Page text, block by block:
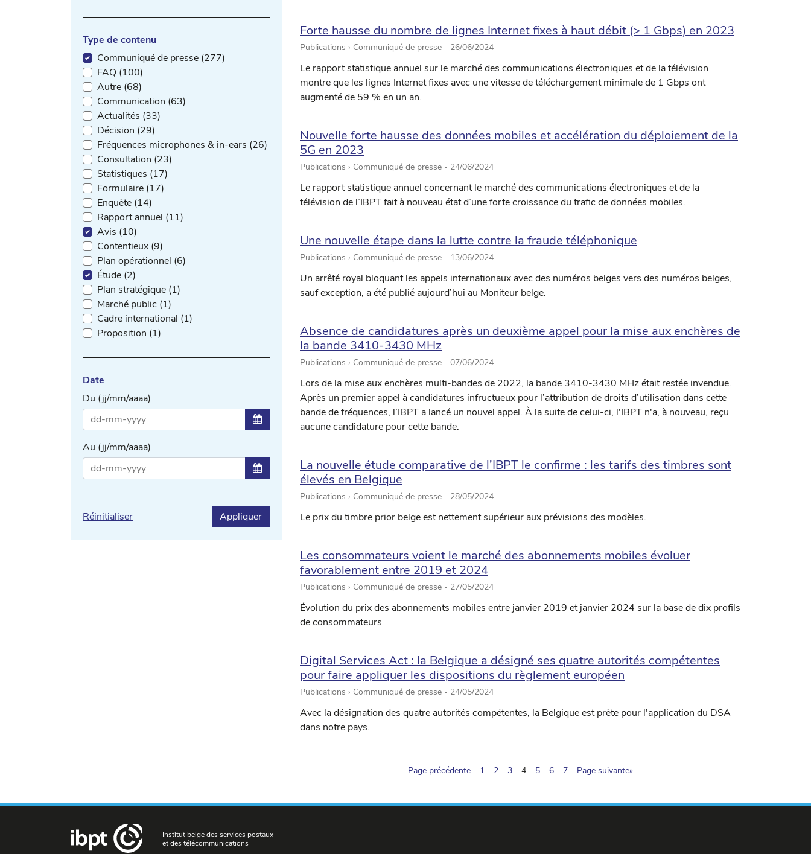
Type de contenu
Communiqué de presse (277)
FAQ (100)
Autre (68)
Communication (63)
Actualités (33)
Décision (29)
Fréquences microphones & in-ears (26)
Consultation (23)
Statistiques (17)
Formulaire (17)
Enquête (14)
Rapport annuel (11)
Avis (10)
Contentieux (9)
Plan opérationnel (6)
Étude (2)
Plan stratégique (1)
Marché public (1)
Cadre international (1)
Proposition (1)
Date
Du (jj/mm/aaaa)
Sélectionner une date ...
Au (jj/mm/aaaa)
Sélectionner une date ...
Réinitialiser Appliquer
Forte hausse du nombre de lignes Internet fixes à haut débit (> 1 Gbps) en 2023
Publications › Communiqué de presse - 26/06/2024
Le rapport statistique annuel sur le marché des communications électroniques et de la télévision
montre que les lignes Internet fixes avec une vitesse de téléchargement minimale de 1 Gbps ont
augmenté de 59 % en un an.
Nouvelle forte hausse des données mobiles et accélération du déploiement de la
5G en 2023
Publications › Communiqué de presse - 24/06/2024
Le rapport statistique annuel concernant le marché des communications électroniques et de la
télévision de l’IBPT fait à nouveau état d’une forte croissance du trafic de données mobiles.
Une nouvelle étape dans la lutte contre la fraude téléphonique
Publications › Communiqué de presse - 13/06/2024
Un arrêté royal bloquant les appels internationaux avec des numéros belges vers des numéros belges,
sauf exception, a été publié aujourd’hui au Moniteur belge.
Absence de candidatures après un deuxième appel pour la mise aux enchères de
la bande 3410-3430 MHz
Publications › Communiqué de presse - 07/06/2024
Lors de la mise aux enchères multi-bandes de 2022, la bande 3410-3430 MHz était restée invendue.
Après un premier appel à candidatures infructueux pour l’attribution de droits d’utilisation dans cette
bande de fréquences, l’IBPT a lancé un nouvel appel. À la suite de celui-ci, l'IBPT n'a, à nouveau, reçu
aucune candidature pour cette bande.
La nouvelle étude comparative de l’IBPT le confirme : les tarifs des timbres sont
élevés en Belgique
Publications › Communiqué de presse - 28/05/2024
Le prix du timbre prior belge est nettement supérieur aux prévisions des modèles.
Les consommateurs voient le marché des abonnements mobiles évoluer
favorablement entre 2019 et 2024
Publications › Communiqué de presse - 27/05/2024
Évolution du prix des abonnements mobiles entre janvier 2019 et janvier 2024 sur la base de dix profils
de consommateurs
Digital Services Act : la Belgique a désigné ses quatre autorités compétentes
pour faire appliquer les dispositions du règlement européen
Publications › Communiqué de presse - 24/05/2024
Avec la désignation des quatre autorités compétentes, la Belgique est prête pour l'application du DSA
dans notre pays.
Page précédente 1 2 3 4(pagination.current)
5 6 7 Page suivante»
Institut belge des services postaux
et des télécommunications